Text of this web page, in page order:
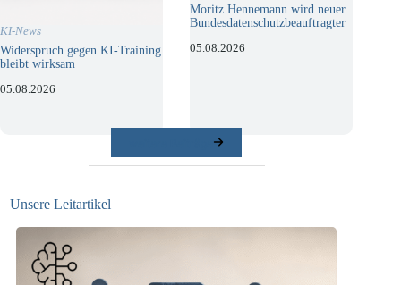
KI-News
Widerspruch gegen KI-Training
bleibt wirksam
05.08.2026
Moritz Hennemann wird neuer
Bundesdatenschutzbeauftragter
05.08.2026
Unsere Leitartikel